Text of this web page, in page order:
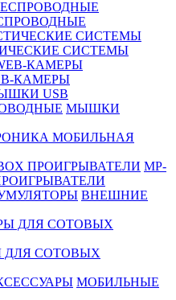
СИСТЕМЫ
КАМЕРЫ
USB
МЫШКИ
МОБИЛЬНАЯ
MP-
ВНЕШНИЕ
ДЛЯ СОТОВЫХ
МОБИЛЬНЫЕ